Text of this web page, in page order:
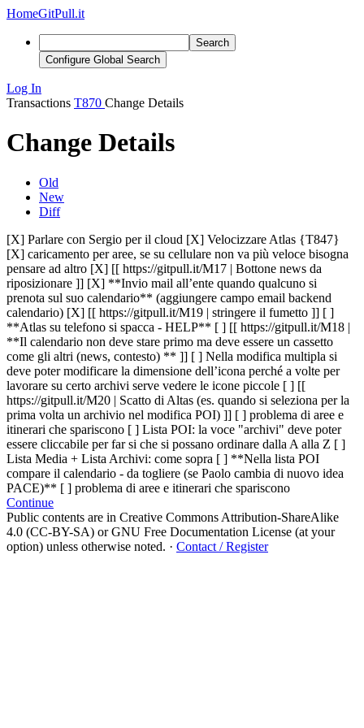
HomeGitPull.it
Search
Configure Global Search
Log In
Transactions T870 Change Details
Change Details
Old
New
Diff
[X] Parlare con Sergio per il cloud [X] Velocizzare Atlas {T847}
[X] caricamento per aree, se su cellulare non va più veloce bisogna
pensare ad altro [X] [[ https://gitpull.it/M17 | Bottone news da
riposizionare ]] [X] **Invio mail all’ente quando qualcuno si
prenota sul suo calendario** (aggiungere campo email backend
calendario) [X] [[ https://gitpull.it/M19 | stringere il fumetto ]] [ ]
**Atlas su telefono si spacca - HELP** [ ] [[ https://gitpull.it/M18 |
**Il calendario non deve stare primo ma deve essere un cassetto
come gli altri (news, contesto) ** ]] [ ] Nella modifica multipla si
deve poter modificare la dimensione dell’icona perché a volte per
lavorare su certo archivi serve vedere le icone piccole [ ] [[
https://gitpull.it/M20 | Scatto di Altas (es. quando si seleziona per la
prima volta un archivio nel modifica POI) ]] [ ] problema di aree e
itinerari che spariscono [ ] Lista POI: la voce "archivi" deve poter
essere cliccabile per far si che si possano ordinare dalla A alla Z [ ]
Lista Media + Lista Archivi: come sopra [ ] **Nella lista POI
compare il calendario - da togliere (se Paolo cambia di nuovo idea
PACE)** [ ] problema di aree e itinerari che spariscono
Continue
Public contents are in Creative Commons Attribution-ShareAlike
4.0 (CC-BY-SA) or GNU Free Documentation License (at your
option) unless otherwise noted. · Contact / Register